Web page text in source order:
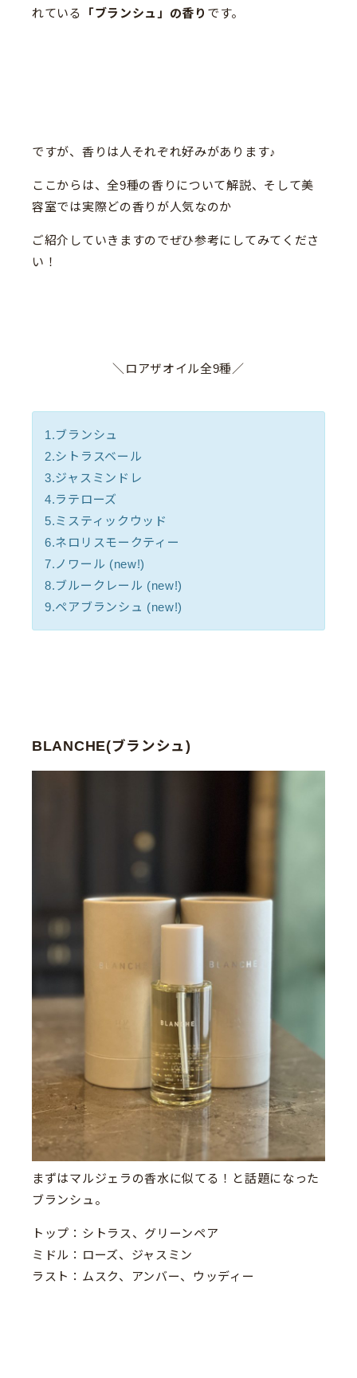
れている 「ブランシュ」の香り です。
ですが、香りは人それぞれ好みがあります♪
ここからは、全9種の香りについて解説、そして美
容室では実際どの香りが人気なのか
ご紹介していきますのでぜひ参考にしてみてくださ
い！
＼ロアザオイル全9種／
1.ブランシュ
2.シトラスベール
3.ジャスミンドレ
4.ラテローズ
5.ミスティックウッド
6.ネロリスモークティー
7.ノワール (new!)
8.ブルークレール (new!)
9.ペアブランシュ (new!)
BLANCHE(ブランシュ)
まずはマルジェラの香水に似てる！と話題になった
ブランシュ。
トップ：シトラス、グリーンペア
ミドル：ローズ、ジャスミン
ラスト：ムスク、アンバー、ウッディー